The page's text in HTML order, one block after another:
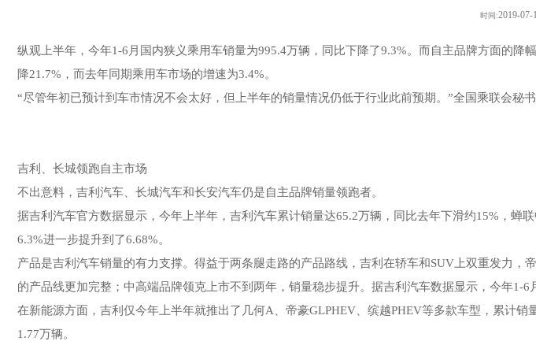
时间:2019-07-
纵观上半年，今年1-6月国内狭义乘用车销量为995.4万辆，同比下降了9.3%。而自主品牌方面的
降21.7%，而去年同期乘用车市场的增速为3.4%。
“尽管年初已预计到车市情况不会太好，但上半年的销量情况仍低于行业此前预期。”全国乘联会秘
吉利、长城领跑自主市场
不出意料，吉利汽车、长城汽车和长安汽车仍是自主品牌销量领跑者。
据吉利汽车官方数据显示，今年上半年，吉利汽车累计销量达65.2万辆，同比去年下滑约15%，
6.3%进一步提升到了6.68%。
产品是吉利汽车销量的有力支撑。得益于两条腿走路的产品路线，吉利在轿车和SUV上双重发力
的产品线更加完整；中高端品牌领克上市不到两年，销量稳步提升。据吉利汽车数据显示，今年1-6
在新能源方面，吉利仅今年上半年就推出了几何A、帝豪GLPHEV、缤越PHEV等多款车型，累计
1.77万辆。